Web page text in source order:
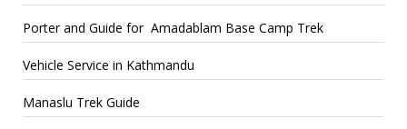
Porter and Guide for Amadablam Base Camp Trek
Vehicle Service in Kathmandu
Manaslu Trek Guide